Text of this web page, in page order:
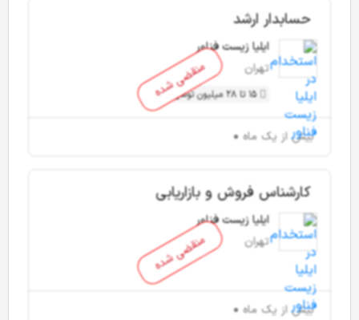
منقضی شده
حسابدار ارشد
ایلیا زیست فناور
تهران
15 تا 28 میلیون تومان
بیش از یک ماه
منقضی شده
کارشناس فروش و بازاریابی
ایلیا زیست فناور
تهران
بیش از یک ماه